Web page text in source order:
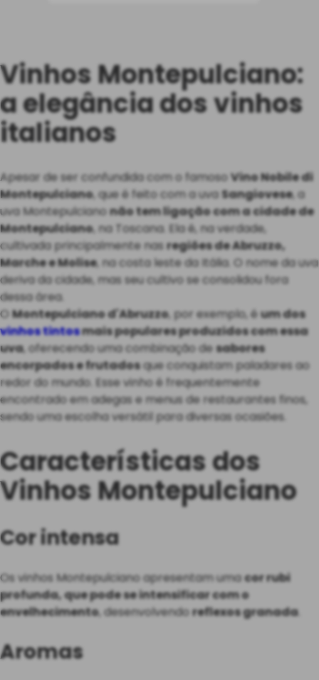
Vinhos Montepulciano:
a elegância dos vinhos
italianos
Apesar de ser confundida com o famosoVino Nobile di
Montepulciano, que é feito com a uvaSangiovese, a
uva Montepulcianonão tem ligação com a cidade de
Montepulciano, na Toscana. Ela é, na verdade,
cultivada principalmente nasregiões de Abruzzo,
Marche e Molise, na costa leste da Itália. O nome da uva
deriva da cidade, mas seu cultivo se consolidou fora
dessa área.
OMontepulciano d'Abruzzo, por exemplo, éum dos
vinhos tintosmais populares produzidos com essa
uva, oferecendo uma combinação desabores
encorpados e frutadosque conquistam paladares ao
redor do mundo. Esse vinho é frequentemente
encontrado em adegas e menus de restaurantes finos,
sendo uma escolha versátil para diversas ocasiões.
Características dos
Vinhos Montepulciano
Cor intensa
Os vinhos Montepulciano apresentam umacor rubi
profunda, que pode se intensificar com o
envelhecimento, desenvolvendoreflexos granada.
Aromas